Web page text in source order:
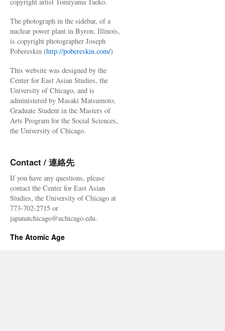
The photograph in the sidebar, of a
nuclear power plant in Byron, Illinois,
is copyright photographer Joseph
Pobereskin (http://pobereskin.com/)
This website was designed by the
Center for East Asian Studies, the
University of Chicago, and is
administered by Masaki Matsumoto,
Graduate Student in the Masters of
Arts Program for the Social Sciences,
the University of Chicago.
Contact / 連絡先
If you have any questions, please
contact the Center for East Asian
Studies, the University of Chicago at
773-702-2715 or
japanatchicago@uchicago.edu.
The Atomic Age